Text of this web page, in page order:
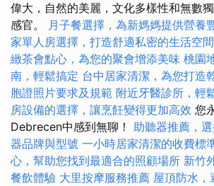
偉大，自然的美麗，文化多樣性和無數
感官。 月子餐選擇，為新媽媽提供營養
家單人房選擇，打造舒適私密的生活空間
緻茶會點心，為您的聚會增添美味 桃園
南，輕鬆搞定 台中居家清潔，為您打造
胞證照片要求及規範 附近牙醫診所，輕
房設備的選擇，讓烹飪變得更加高效 您
Debrecen中感到無聊！ 助聽器推薦，
器品牌與型號 一小時居家清潔的收費標
心，幫助您找到最適合的照顧場所 新竹
餐飲體驗 大里按摩服務推薦 屋頂防水，